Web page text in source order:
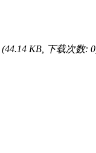
(44.14 KB, 下载次数: